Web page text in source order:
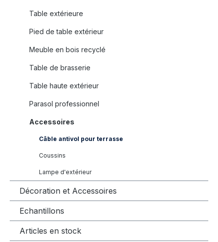
Table extérieure
Pied de table extérieur
Meuble en bois recyclé
Table de brasserie
Table haute extérieur
Parasol professionnel
Accessoires
Câble antivol pour terrasse
Coussins
Lampe d'extérieur
Décoration et Accessoires
Echantillons
Articles en stock